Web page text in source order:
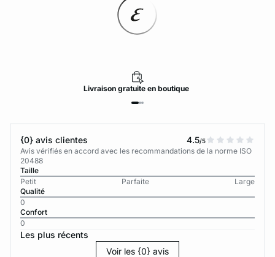
Livraisongratuiteen boutique
{0} avis clientes 4.5/5
Avis vérifiés en accord avec les recommandations de la norme ISO
20488
Taille
Petit
Parfaite
Large
Qualité
0
Confort
0
Les plus récents
Voir les {0} avis